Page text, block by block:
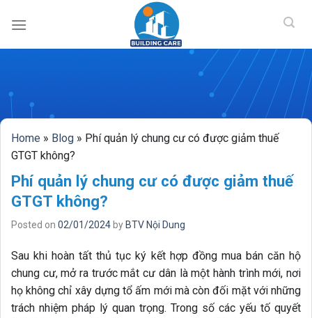
BUILDING
Home » Blog » Phí quản lý chung cư có được giảm thuế
GTGT không?
Phí quản lý chung cư có được giảm thuế
GTGT không?
Posted on 02/01/2024 by BTV Nội Dung
Sau khi hoàn tất thủ tục ký kết hợp đồng mua bán căn hộ
chung cư, mở ra trước mắt cư dân là một hành trình mới, nơi
họ không chỉ xây dựng tổ ấm mới mà còn đối mặt với những
trách nhiệm pháp lý quan trọng. Trong số các yếu tố quyết